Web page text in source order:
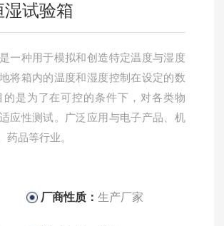
试验箱
一种用于模拟和创造特定温度与湿度
将箱内的温度和湿度控制在设定的数
是为了在可控的条件下，对各类物
应性测试。广泛应用与电子产品、机
品等行业。
厂商性质：生产厂家